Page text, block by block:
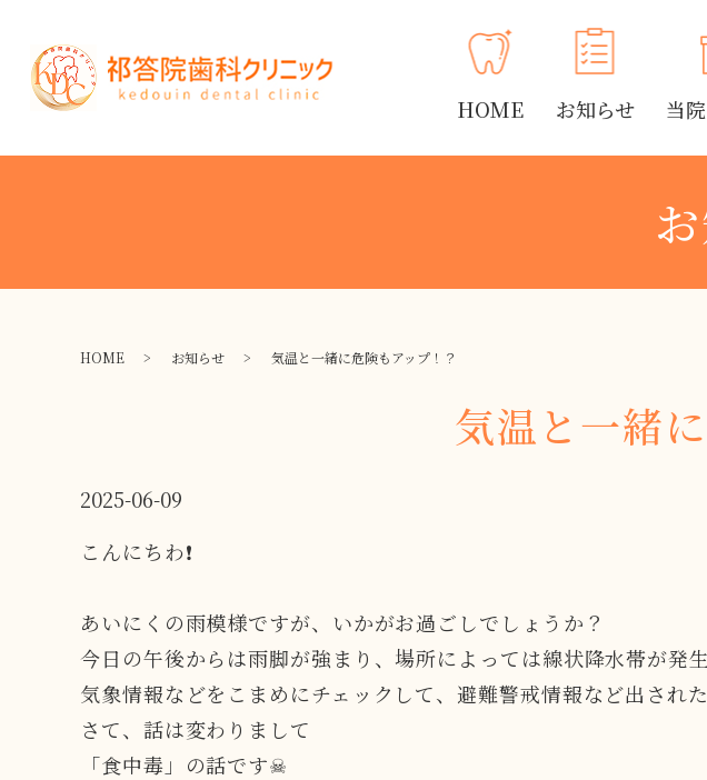
HOME お知らせ 当
HOME お知らせ 気温と一緒に危険もアップ！？
気温と一緒
2025-06-09
こんにちわ❗️
あいにくの雨模様ですが、いかがお過ごしでしょうか？
今日の午後からは雨脚が強まり、場所によっては線状降水帯が発
気象情報などをこまめにチェックして、避難警戒情報など出され
さて、話は変わりまして
「食中毒」の話です☠